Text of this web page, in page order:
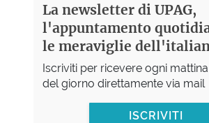
La newsletter di UPAG,
l'appuntamento
le meraviglie
Iscriviti per ricevere ogni
del giorno direttamente via mail
ISCRIVITI